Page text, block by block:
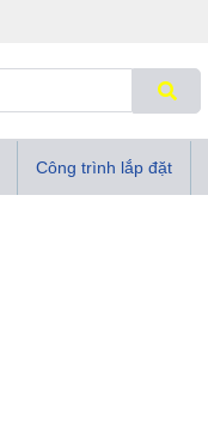
Công trình lắp đặt